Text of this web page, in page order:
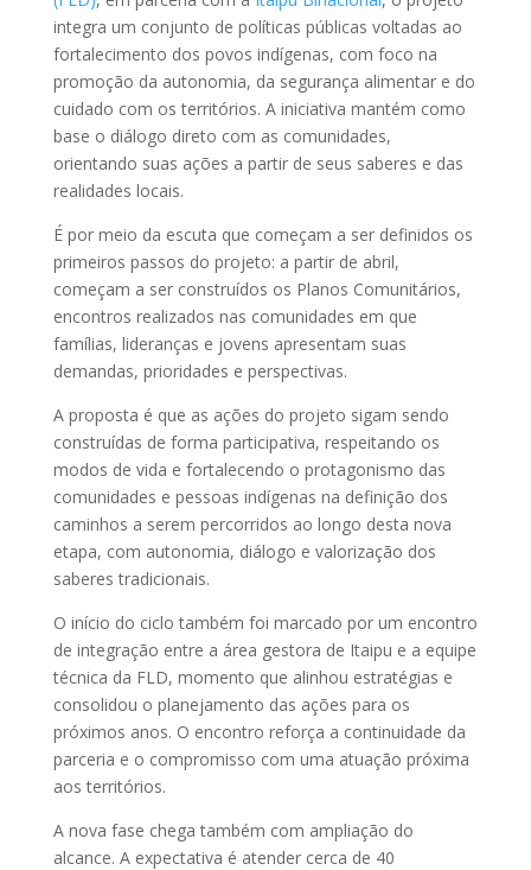
integra um conjunto de políticas públicas voltadas ao
fortalecimento dos povos indígenas, com foco na
promoção da autonomia, da segurança alimentar e do
cuidado com os territórios. A iniciativa mantém como
base o diálogo direto com as comunidades,
orientando suas ações a partir de seus saberes e das
realidades locais.
É por meio da escuta que começam a ser definidos os
primeiros passos do projeto: a partir de abril,
começam a ser construídos os Planos Comunitários,
encontros realizados nas comunidades em que
famílias, lideranças e jovens apresentam suas
demandas, prioridades e perspectivas.
A proposta é que as ações do projeto sigam sendo
construídas de forma participativa, respeitando os
modos de vida e fortalecendo o protagonismo das
comunidades e pessoas indígenas na definição dos
caminhos a serem percorridos ao longo desta nova
etapa, com autonomia, diálogo e valorização dos
saberes tradicionais.
O início do ciclo também foi marcado por um encontro
de integração entre a área gestora de Itaipu e a equipe
técnica da FLD, momento que alinhou estratégias e
consolidou o planejamento das ações para os
próximos anos. O encontro reforça a continuidade da
parceria e o compromisso com uma atuação próxima
aos territórios.
A nova fase chega também com ampliação do
alcance. A expectativa é atender cerca de 40